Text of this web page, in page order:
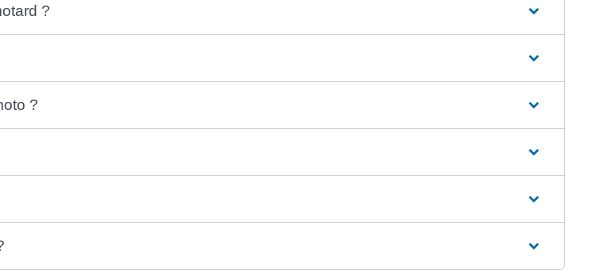
?
?